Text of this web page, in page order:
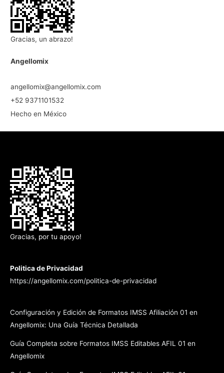
Gracias, un abrazo!
Angellomix
angellomix@angellomix.com
+52 9371101532
Hecho en México
Gracias, por tu apoyo!
Politica de Privacidad
https://angellomix.com/politica-de-privacidad
Configuración y Edición de Formatos IMSS Afiliación 01 en
Angellomix: Una Guía Técnica Detallada
Guía Completa sobre Formatos IMSS Editables AFIL 01 en
Angellomix